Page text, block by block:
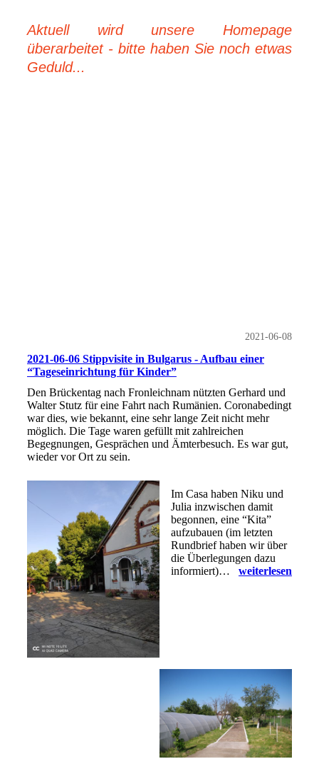
Aktuell wird unsere Homepage
überarbeitet - bitte haben Sie noch etwas
Geduld...
2021-06-08
2021-06-06 Stippvisite in Bulgarus - Aufbau einer
“Tageseinrichtung für Kinder”
Den Brückentag nach Fronleichnam nützten Gerhard und
Walter Stutz für eine Fahrt nach Rumänien. Coronabedingt
war dies, wie bekannt, eine sehr lange Zeit nicht mehr
möglich. Die Tage waren gefüllt mit zahlreichen
Begegnungen, Gesprächen und Ämterbesuch. Es war gut,
wieder vor Ort zu sein.
Im Casa haben Niku und
Julia inzwischen damit
begonnen, eine “Kita”
aufzubauen (im letzten
Rundbrief haben wir über
die Überlegungen dazu
informiert)…
weiterlesen